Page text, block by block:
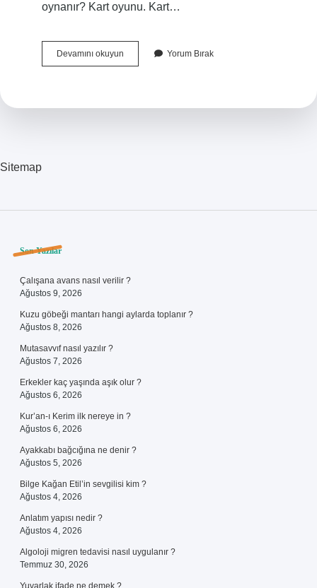
oynanır? Kart oyunu. Kart…
Devamını okuyunKaç
Tane
Yorum Bırak
Sitemap
Sidebar
Son Yazılar
Çalışana avans nasıl verilir ?
Ağustos 9, 2026
Kuzu göbeği mantarı hangi aylarda toplanır ?
Ağustos 8, 2026
Mutasavvıf nasıl yazılır ?
Ağustos 7, 2026
Erkekler kaç yaşında aşık olur ?
Ağustos 6, 2026
Kur’an-ı Kerim ilk nereye in ?
Ağustos 6, 2026
Ayakkabı bağcığına ne denir ?
Ağustos 5, 2026
Bilge Kağan Etil’in sevgilisi kim ?
Ağustos 4, 2026
Anlatım yapısı nedir ?
Ağustos 4, 2026
Algoloji migren tedavisi nasıl uygulanır ?
Temmuz 30, 2026
Yuvarlak ifade ne demek ?